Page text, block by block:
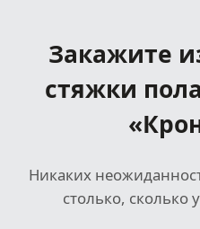
Закажите
стяжки пола
Никаких
столько, сколько